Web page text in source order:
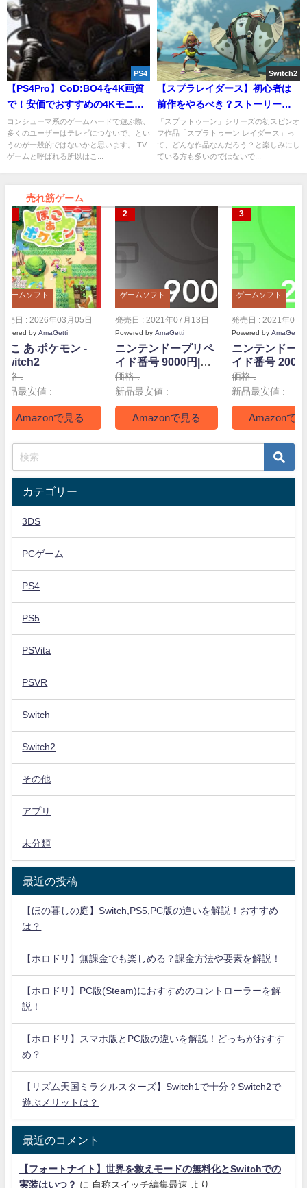
PS4
【PS4Pro】CoD:BO4を4K画質
で！安価でおすすめの4Kモニタ
ーを紹介！
コンシューマ系のゲームハードで遊ぶ際、
多くのユーザーはテレビにつないで、とい
うのが一般的ではないかと思います。 TV
ゲームと呼ばれる所以はこ...
Switch2
【スプラレイダース】初心者は
前作をやるべき？ストーリーの
繋がりは？
「スプラトゥーン」シリーズの初スピンオ
フ作品「スプラトゥーン レイダース」っ
て、どんな作品なんだろう？と楽しみにし
ている方も多いのではないで...
売れ筋ゲーム
ゲームソフト
売日 : 2026年03月05日
by AmaGetti
こ あ ポケモン -
格 :
品最安値 :
Amazonで見る
ゲームソフト
発売日 : 2021年07月13日
Powered by AmaGetti
ニンテンドープリペ
イド番号 9000円|オ
ンラインコード版
価格 :
新品最安値 :
Amazonで見る
ゲームソフト
発売日 : 2021年07
Powered by AmaGetti
ニンテンドー
イド番号 2000
ンラインコー
価格 :
新品最安値 :
Amazonで
カテゴリー
3DS
PCゲーム
PS4
PS5
PSVita
PSVR
Switch
Switch2
その他
アプリ
未分類
最近の投稿
【ほの暮しの庭】Switch,PS5,PC版の違いを解説！おすすめ
は？
【ホロドリ】無課金でも楽しめる？課金方法や要素を解説！
【ホロドリ】PC版(Steam)におすすめのコントローラーを解
説！
【ホロドリ】スマホ版とPC版の違いを解説！どっちがおすす
め？
【リズム天国ミラクルスターズ】Switch1で十分？Switch2で
遊ぶメリットは？
最近のコメント
【フォートナイト】世界を救えモードの無料化とSwitchでの
実装はいつ？ に 自称スイッチ編集最速 より